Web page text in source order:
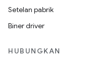
Setelan pabrik
Biner driver
HUBUNGKAN